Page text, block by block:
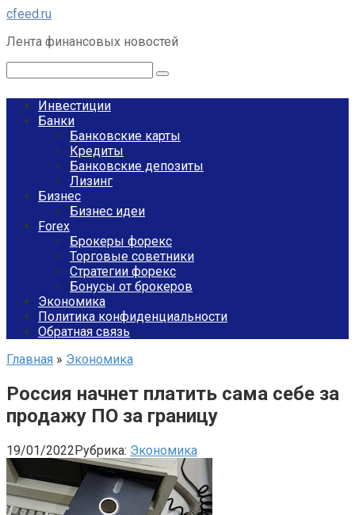
Перейти
контенту
cfeed.ru
Лента финансовых новостей
Инвестиции
Банки
Банковские карты
Кредиты
Банковские депозиты
Лизинг
Бизнес
Бизнес идеи
Forex
Брокеры форекс
Торговые советники
Стратегии форекс
Бонусы от брокеров
Экономика
Политика конфиденциальности
Обратная связь
Главная » Экономика
Россия начнет платить сама себе за
продажу ПО за границу
19/01/2022Рубрика: Экономика